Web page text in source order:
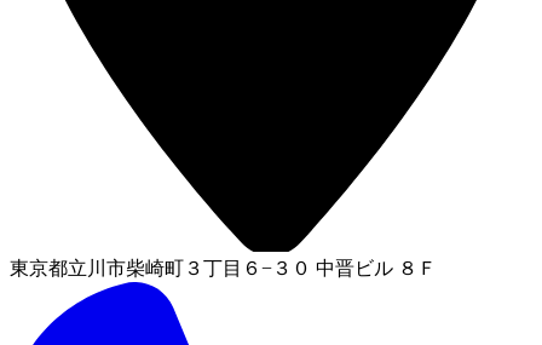
東京都立川市柴崎町３丁目６−３０ 中晋ビル ８Ｆ